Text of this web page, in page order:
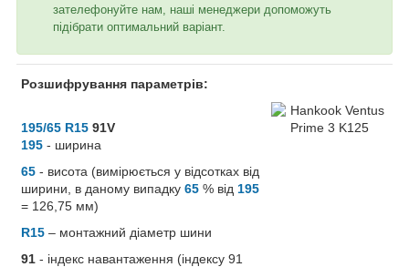
зателефонуйте нам, наші менеджери допоможуть
підібрати оптимальний варіант.
Розшифрування параметрів:
195/65 R15 91V
195 - ширина
65 - висота (вимірюється у відсотках від
ширини, в даному випадку 65 % від 195
= 126,75 мм)
R15 – монтажний діаметр шини
91 - індекс навантаження (індексу 91